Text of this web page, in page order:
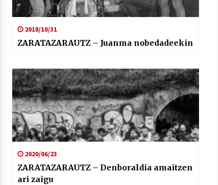
2018/10/31
ZARATAZARAUTZ – Juanma nobedadeekin
2020/06/23
ZARATAZARAUTZ – Denboraldia amaitzen
ari zaigu